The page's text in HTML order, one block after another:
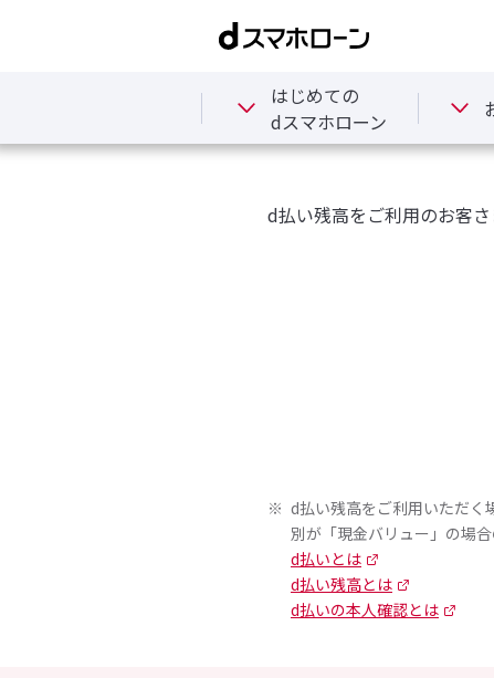
はじめての
dスマホローン
トップ お借入れについて
d払い残高をご利用のお客
d払い残高をご利用いただく
別が「現金バリュー」の場
d払いとは
d払い残高とは
d払いの本人確認とは